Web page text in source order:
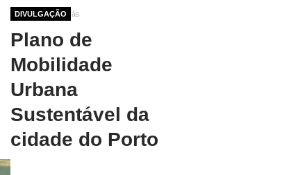
DIVULGAÇÃO
1 ano 9 meses atrás
Plano de
Mobilidade
Urbana
Sustentável da
cidade do Porto